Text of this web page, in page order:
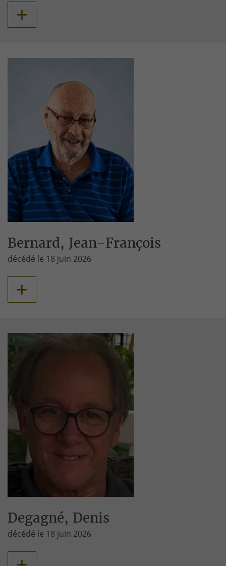
+
Bernard, Jean-François
décédé le 18 juin 2026
+
Degagné, Denis
décédé le 18 juin 2026